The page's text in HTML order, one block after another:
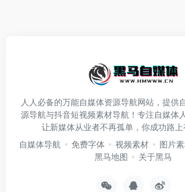
人人必备的万能自媒体资源导航网站，提供
源导航与抖音短视频素材导航！专注自媒体
让新媒体从业者不再孤单，你成功路上
自媒体导航
免费字体 视频素材 图片
黑马地图
关于黑马